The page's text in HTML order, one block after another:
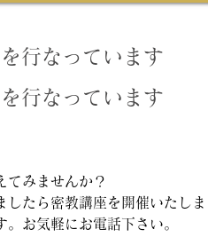
行なっています
行なっています
てみませんか？
したら密教講座を開催いたしま
お気軽にお電話下さい。